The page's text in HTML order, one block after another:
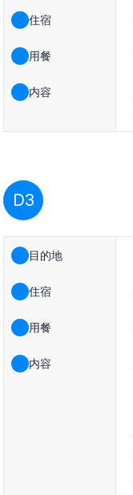
住宿
用餐
内容
D3
目的地
住宿
用餐
内容